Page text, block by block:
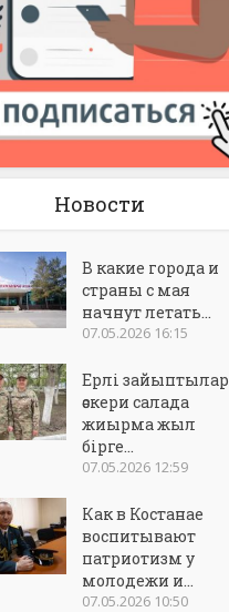
Новости
В какие города и
страны с мая
начнут летать...
07.05.2026 16:15
Ерлі зайыптылар
әскери салада
жиырма жыл
бірге...
07.05.2026 12:59
Как в Костанае
воспитывают
патриотизм у
молодежи и...
07.05.2026 10:50